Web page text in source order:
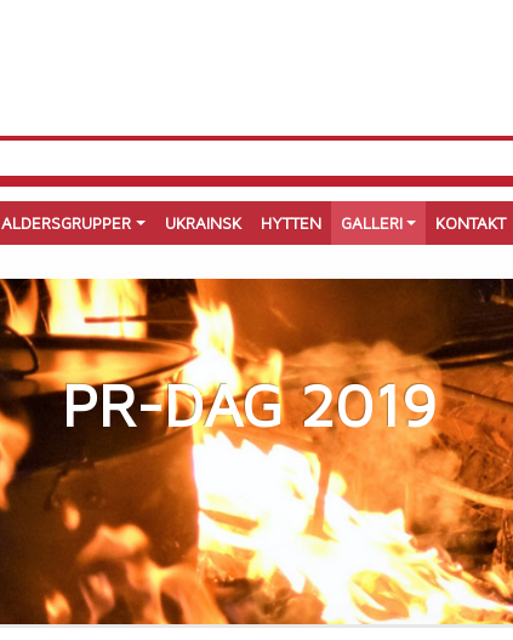
ALDERSGRUPPER UKRAINSK HYTTEN GALLERI KONTAKT
PR-DAG 2019